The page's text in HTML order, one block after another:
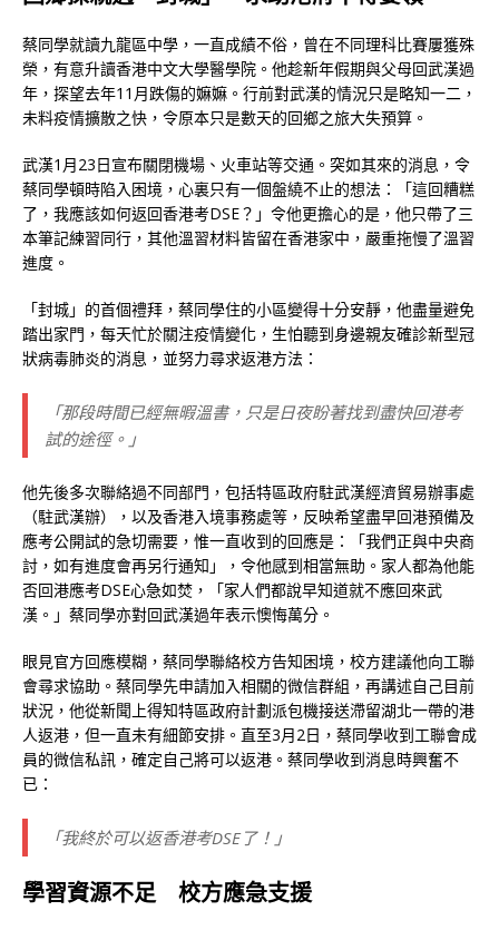
蔡同學就讀九龍區中學，一直成績不俗，曾在不同理科比賽屢獲殊
榮，有意升讀香港中文大學醫學院。他趁新年假期與父母回武漢過
年，探望去年11月跌傷的嫲嫲。行前對武漢的情況只是略知一二，
未料疫情擴散之快，令原本只是數天的回鄉之旅大失預算。
武漢1月23日宣布關閉機場、火車站等交通。突如其來的消息，令
蔡同學頓時陷入困境，心裏只有一個盤繞不止的想法：「這回糟糕
了，我應該如何返回香港考DSE？」令他更擔心的是，他只帶了三
本筆記練習同行，其他溫習材料皆留在香港家中，嚴重拖慢了溫習
進度。
「封城」的首個禮拜，蔡同學住的小區變得十分安靜，他盡量避免
踏出家門，每天忙於關注疫情變化，生怕聽到身邊親友確診新型冠
狀病毒肺炎的消息，並努力尋求返港方法：
「那段時間已經無暇溫書，只是日夜盼著找到盡快回港考
試的途徑。」
他先後多次聯絡過不同部門，包括特區政府駐武漢經濟貿易辦事處
（駐武漢辦），以及香港入境事務處等，反映希望盡早回港預備及
應考公開試的急切需要，惟一直收到的回應是：「我們正與中央商
討，如有進度會再另行通知」，令他感到相當無助。家人都為他能
否回港應考DSE心急如焚，「家人們都說早知道就不應回來武
漢。」蔡同學亦對回武漢過年表示懊悔萬分。
眼見官方回應模糊，蔡同學聯絡校方告知困境，校方建議他向工聯
會尋求協助。蔡同學先申請加入相關的微信群組，再講述自己目前
狀況，他從新聞上得知特區政府計劃派包機接送滯留湖北一帶的港
人返港，但一直未有細節安排。直至3月2日，蔡同學收到工聯會成
員的微信私訊，確定自己將可以返港。蔡同學收到消息時興奮不
已：
「我終於可以返香港考DSE了！」
學習資源不足 校方應急支援